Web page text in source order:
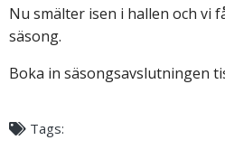
Nu smälter isen i hallen och vi
säsong.
Boka in säsongsavslutningen
Tags: